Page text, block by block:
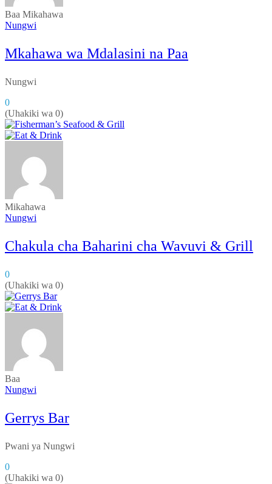
Baa Mikahawa
Nungwi
Mkahawa wa Mdalasini na Paa
Nungwi
0
(Uhakiki wa 0)
Mikahawa
Nungwi
Chakula cha Baharini cha Wavuvi & Grill
0
(Uhakiki wa 0)
Baa
Nungwi
Gerrys Bar
Pwani ya Nungwi
0
(Uhakiki wa 0)